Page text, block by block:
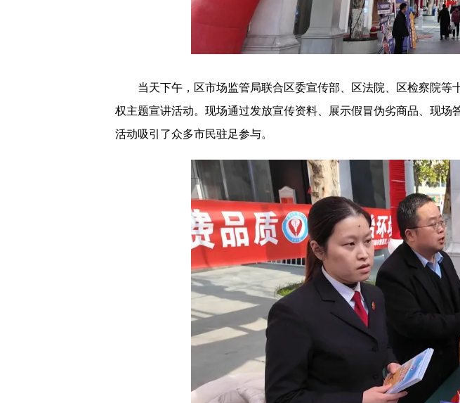
当天下午，区市场监管局联合区委宣传部、区法院、区检察院等
权主题宣讲活动。现场通过发放宣传资料、展示假冒伪劣商品、现场
活动吸引了众多市民驻足参与。